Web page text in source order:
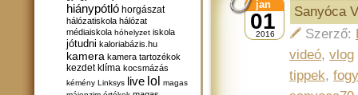
hiánypótló horgászat
hálózatiskola hálózat
médiaiskola hóhelyzet iskola
jótudni kaloriabázis.hu
kamera kamera tartozékok
kezdet klíma kocsmázás
kémény Linksys live lol magas
01
jan
2016
Sanyóca
Szerző:
videó, vlog
tippek,